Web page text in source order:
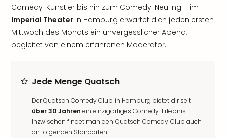
Comedy-Künstler bis hin zum Comedy-Neuling – im
Imperial Theater in Hamburg erwartet dich jeden ersten
Mittwoch des Monats ein unvergesslicher Abend,
begleitet von einem erfahrenen Moderator.
Jede Menge Quatsch
Der Quatsch Comedy Club in Hamburg bietet dir seit
über 30 Jahren ein einzigartiges Comedy-Erlebnis.
Inzwischen findet man den Quatsch Comedy Club auch
an folgenden Standorten: